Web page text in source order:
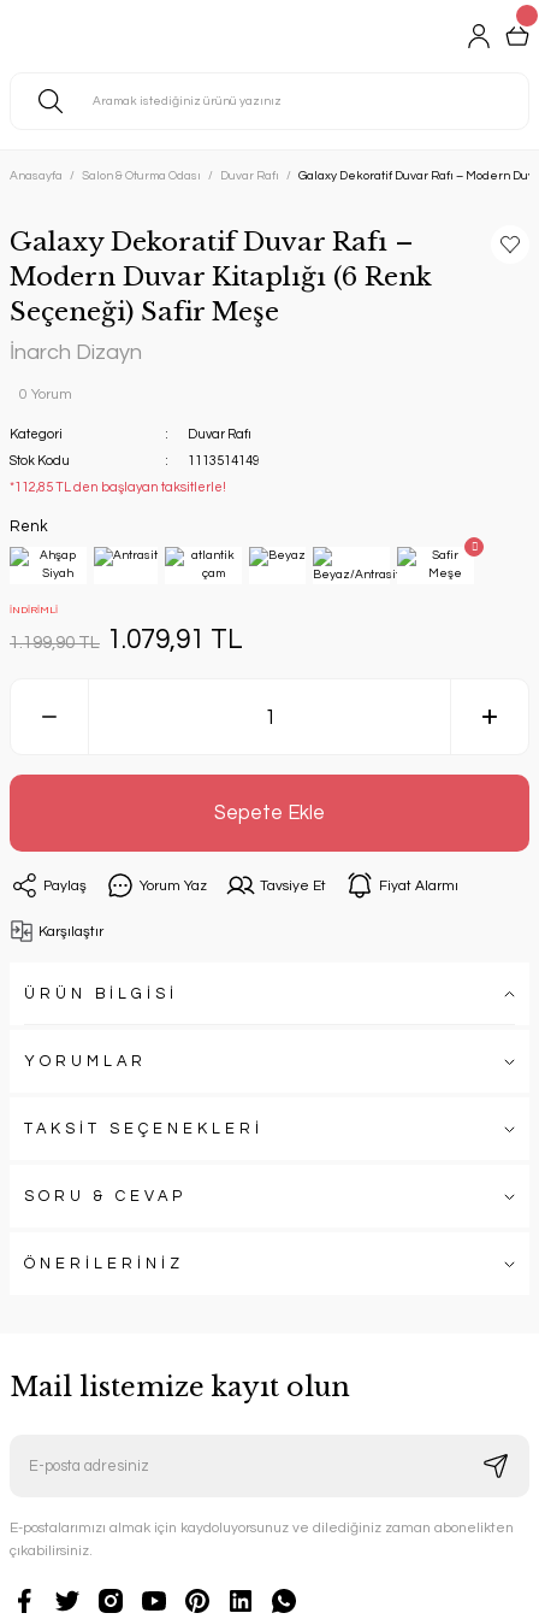
Anasayfa Salon & Oturma Odası Duvar Rafı Galaxy Dekoratif Duvar Rafı – Modern
Galaxy Dekoratif Duvar Rafı –
Modern Duvar Kitaplığı (6 Renk
Seçeneği) Safir Meşe
İnarch Dizayn
0 Yorum
Kategori
Duvar Rafı
Stok Kodu
1113514149
*112,85 TL den başlayan taksitlerle!
Renk
İNDİRİMLİ
1.199,90 TL 1.079,91 TL
Sepete Ekle
Paylaş Yorum Yaz Tavsiye Et Fiyat Alarmı
Karşılaştır
ÜRÜN BİLGİSİ
YORUMLAR
TAKSİT SEÇENEKLERİ
SORU & CEVAP
ÖNERİLERİNİZ
Mail listemize kayıt olun
E-postalarımızı almak için kaydoluyorsunuz ve dilediğiniz zaman abonelikten
çıkabilirsiniz.